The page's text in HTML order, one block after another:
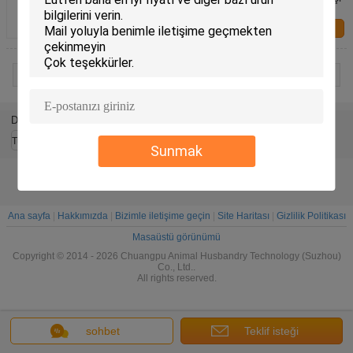
Sunmak
ve sığır teslimatı için
sohbet Teklif isteği
Dil değiştir
Turkish
Ana sayfa| Hakkımızda| Bizimle iletişime geçin Site Haritası
Gizlilik Politikası
Masaüstü görünümü
Copyright © 2014 - 2026 Chuangpu Animal Husbandry Technology (Suzhou)
Co., Ltd..
All rights reserved.